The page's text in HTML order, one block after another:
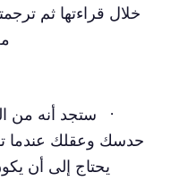
خلال قراءتها ثم
· ستجد أنه من
حدسك وعقلك عندما
يحتاج إلى أن